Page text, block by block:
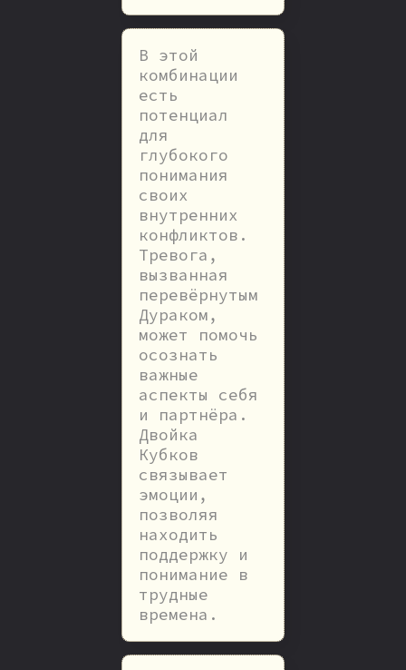
В этой
комбинации
есть
потенциал
для
глубокого
понимания
своих
внутренних
конфликтов.
Тревога,
вызванная
перевёрнутым
Дураком,
может помочь
осознать
важные
аспекты себя
и партнёра.
Двойка
Кубков
связывает
эмоции,
позволяя
находить
поддержку и
понимание в
трудные
времена.